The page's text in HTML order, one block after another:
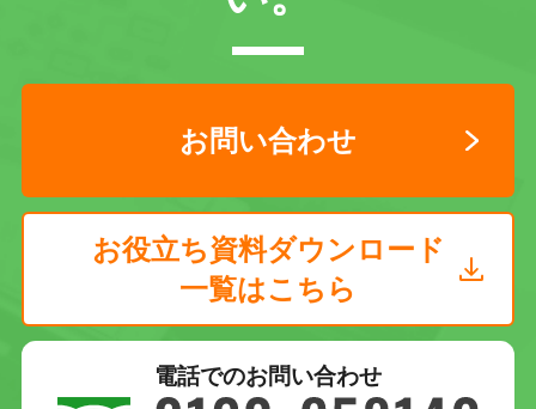
お問い合わせ
お役立ち資料ダウンロード
一覧はこちら
電話でのお問い合わせ